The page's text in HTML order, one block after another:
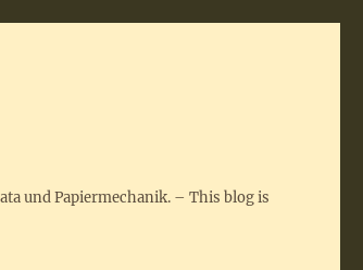
und Papiermechanik. – This blog is